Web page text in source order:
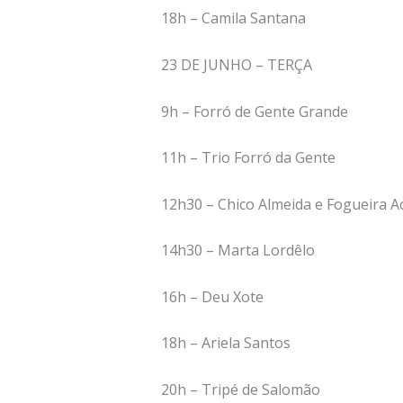
18h – Camila Santana
23 DE JUNHO – TERÇA
9h – Forró de Gente Grande
11h – Trio Forró da Gente
12h30 – Chico Almeida e Fogueira
14h30 – Marta Lordêlo
16h – Deu Xote
18h – Ariela Santos
20h – Tripé de Salomão